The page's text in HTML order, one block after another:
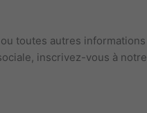
toutes autres informations
inscrivez-vous à notre